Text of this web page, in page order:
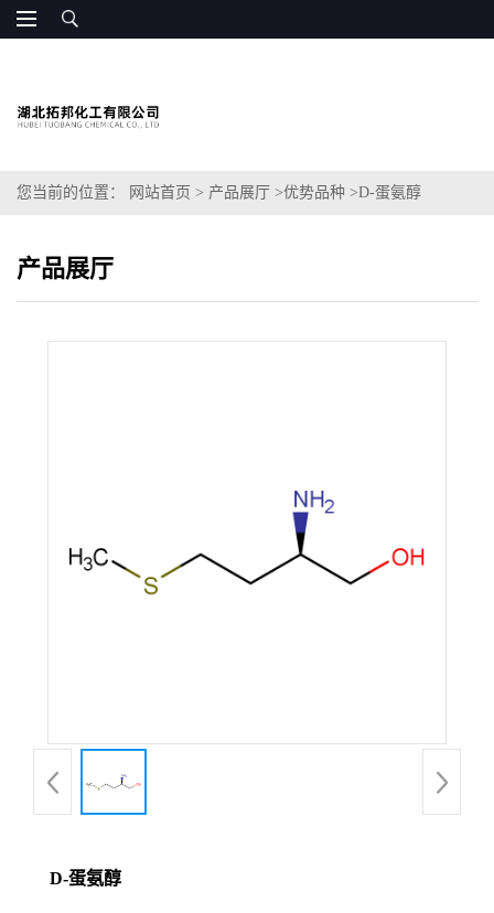
您当前的位置： 网站首页 > 产品展厅 >优势品种 >D-蛋氨醇
产品展厅
D-蛋氨醇